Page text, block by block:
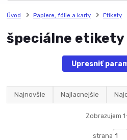
Úvod Papiere, fólie a karty Etikety
špeciálne etikety
Upresniť
Najnovšie Najlacnejšie
Zobrazujem
strana